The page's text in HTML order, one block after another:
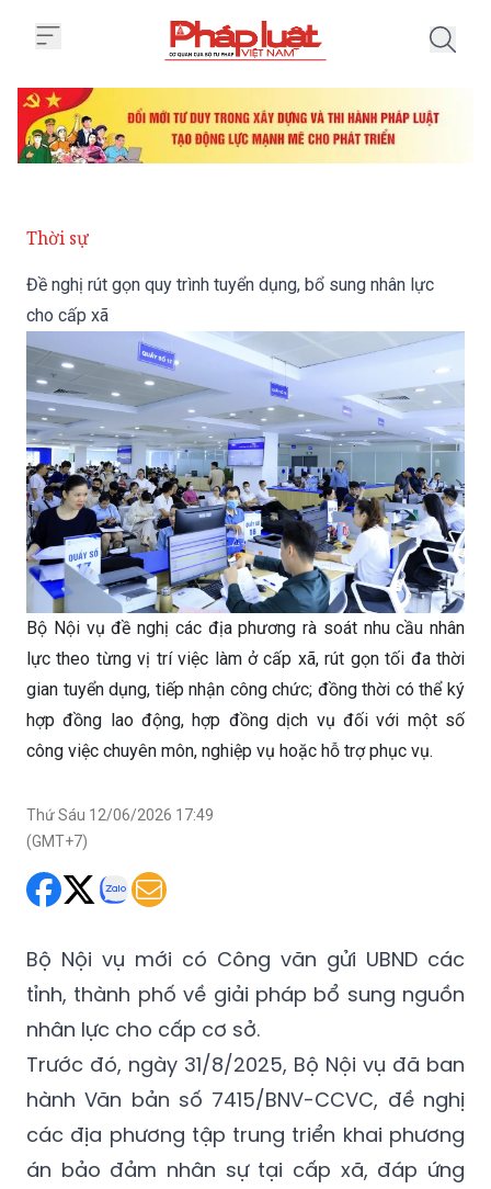
Thời sự
Đề nghị rút gọn quy trình tuyển dụng, bổ sung nhân lực
cho cấp xã
Bộ Nội vụ đề nghị các địa phương rà soát nhu cầu nhân
lực theo từng vị trí việc làm ở cấp xã, rút gọn tối đa thời
gian tuyển dụng, tiếp nhận công chức; đồng thời có thể ký
hợp đồng lao động, hợp đồng dịch vụ đối với một số
công việc chuyên môn, nghiệp vụ hoặc hỗ trợ phục vụ.
Thứ Sáu 12/06/2026 17:49
(GMT+7)
Bộ Nội vụ mới có Công văn gửi UBND các
tỉnh, thành phố về giải pháp bổ sung nguồn
nhân lực cho cấp cơ sở.
Trước đó, ngày 31/8/2025, Bộ Nội vụ đã ban
hành Văn bản số 7415/BNV-CCVC, đề nghị
các địa phương tập trung triển khai phương
án bảo đảm nhân sự tại cấp xã, đáp ứng